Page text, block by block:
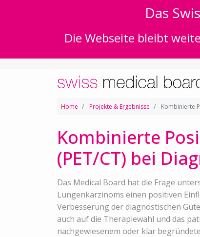
Das
Die Webseite bleibt
Home Projekte & Ergebnisse Kombinierte
Kombinierte
(PET/CT) bei
Das Medical Board hat die Frage
Lungenkarzinoms einen positiven
Verbesserung der diagnostischen
auch auf die Therapiewahl und das
nachgewiesenem oder klar